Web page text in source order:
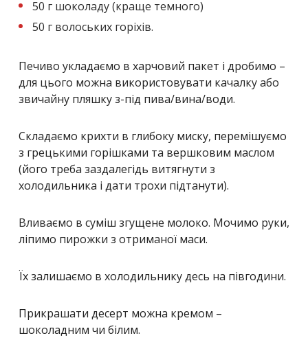
50 г шоколаду (краще темного)
50 г волоських горіхів.
Печиво укладаємо в харчовий пакет і дробимо –
для цього можна використовувати качалку або
звичайну пляшку з-під пива/вина/води.
Складаємо крихти в глибоку миску, перемішуємо
з грецькими горішками та вершковим маслом
(його треба заздалегідь витягнути з
холодильника і дати трохи підтанути).
Вливаємо в суміш згущене молоко. Мочимо руки,
ліпимо пирожки з отриманої маси.
Їх залишаємо в холодильнику десь на півгодини.
Прикрашати десерт можна кремом –
шоколадним чи білим.